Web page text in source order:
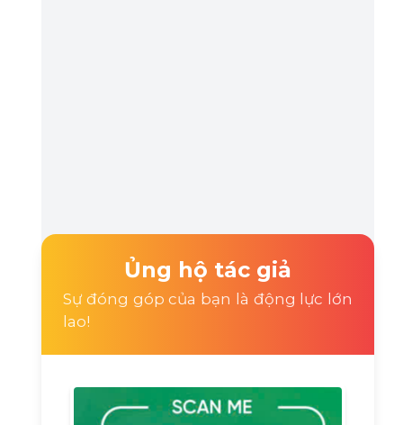
Ủng hộ tác giả
Sự đóng góp của bạn là động lực lớn
lao!